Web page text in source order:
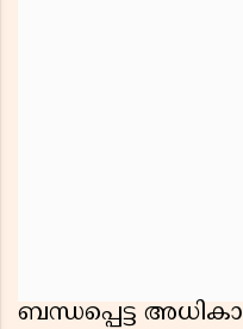
ബന്ധപ്പെട്ട